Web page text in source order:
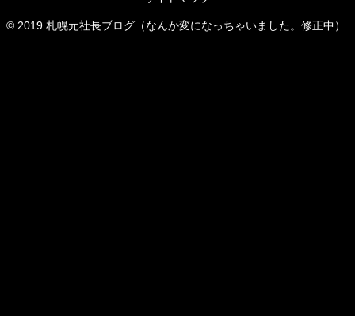
© 2019 札幌元社長ブログ（なんか変になっちゃいました。修正中）.